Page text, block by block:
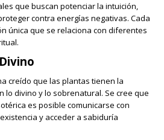
que buscan potenciar la intuición,
contra energías negativas. Cada
única que se relaciona con diferentes
creído que las plantas tienen la
lo divino y lo sobrenatural. Se cree que
es posible comunicarse con
y acceder a sabiduría